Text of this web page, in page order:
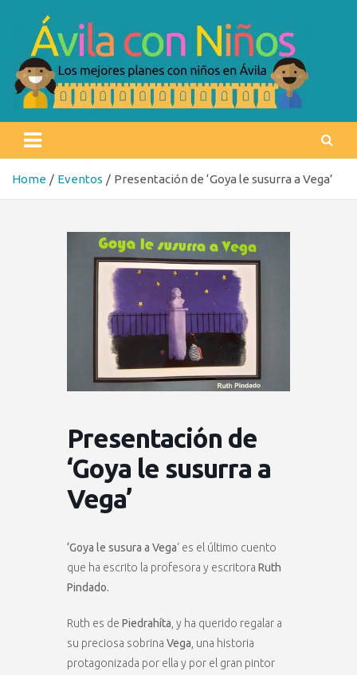
content
Ávila con niños
Home Eventos Presentación de ‘Goya le susurra a Vega’
Presentación de
‘Goya le susurra a
Vega’
‘Goya le susura a Vega‘ es el último cuento
que ha escrito la profesora y escritora Ruth
Pindado.
Ruth es de Piedrahíta , y ha querido regalar a
su preciosa sobrina Vega , una historia
protagonizada por ella y por el gran pintor